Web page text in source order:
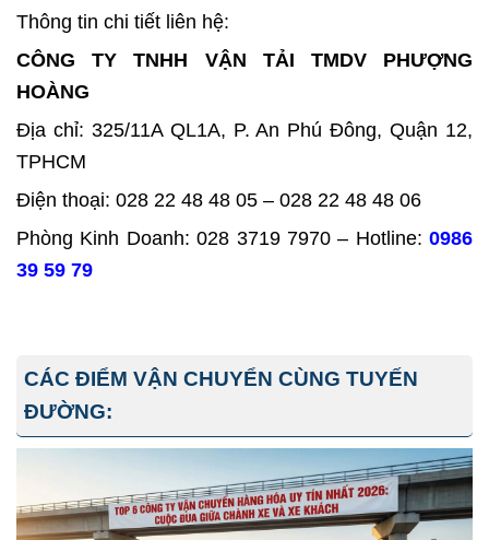
Thông tin chi tiết liên hệ:
CÔNG TY TNHH VẬN TẢI TMDV PHƯỢNG
HOÀNG
Địa chỉ: 325/11A QL1A, P. An Phú Đông, Quận 12,
TPHCM
Điện thoại: 028 22 48 48 05 – 028 22 48 48 06
Phòng Kinh Doanh: 028 3719 7970 – Hotline: 0986
39 59 79
CÁC ĐIỂM VẬN CHUYỂN CÙNG TUYẾN
ĐƯỜNG: